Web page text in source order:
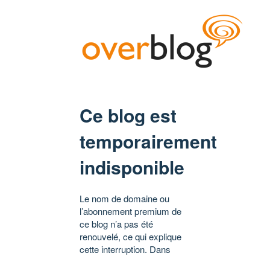
Ce blog est
temporairement
indisponible
Le nom de domaine ou
l’abonnement premium de
ce blog n’a pas été
renouvelé, ce qui explique
cette interruption. Dans